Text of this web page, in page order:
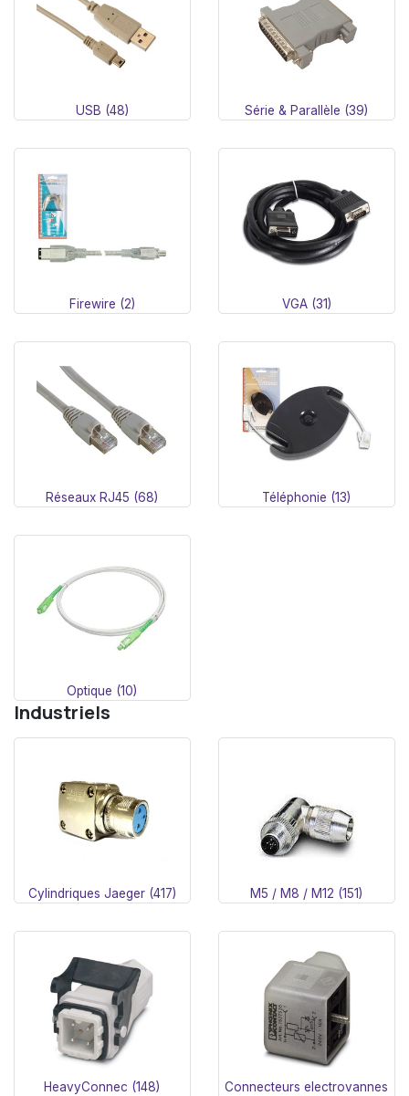
USB (48) Série & Parallèle (39)
Firewire (2) VGA (31)
Réseaux RJ45 (68) Téléphonie (13)
Optique (10)
Industriels
Cylindriques Jaeger (417) M5 / M8 / M12 (151)
HeavyConnec (148)
Connecteurs electrovannes